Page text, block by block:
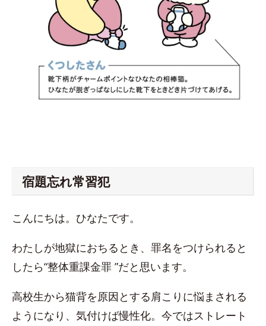
宿題忘れ常習犯
こんにちは。ひなたです。
わたしが地獄におちるとき、罪名をつけられると
したら“整体重課金罪 ”だと思います。
高校生から猫背を原因とする肩こりに悩まされる
ようになり、気付けば慢性化。今ではストレート